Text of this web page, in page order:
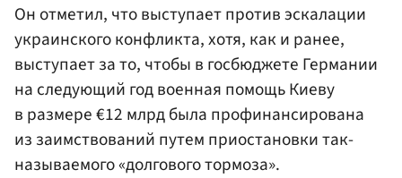
Он отметил, что выступает против эскалации
украинского конфликта, хотя, как и ранее,
выступает за то, чтобы в госбюджете Германии
на следующий год военная помощь Киеву
в размере €12 млрд была профинансирована
из заимствований путем приостановки так-
называемого «долгового тормоза».